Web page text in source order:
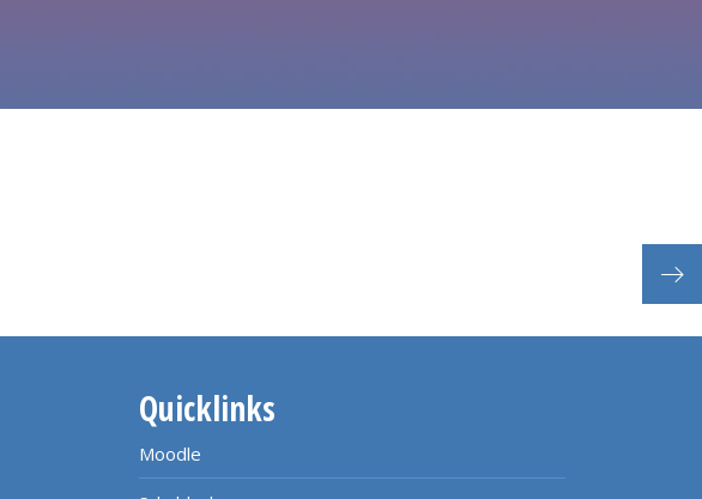
Quicklinks
Moodle